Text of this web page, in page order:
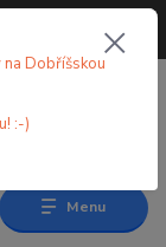
Menu
Dobříšskou
:-)